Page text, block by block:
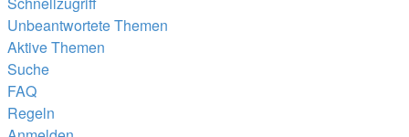
Unbeantwortete Themen
Aktive Themen
Suche
FAQ
Regeln